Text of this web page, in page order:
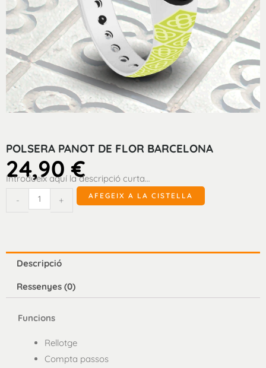
POLSERA PANOT DE FLOR BARCELONA
24,90€
Introdueix aquí la descripció curta…
-
quantitat
Barcelona
+ AFEGEIX A LA CISTELLA
Descripció
Ressenyes (0)
Funcions
Rellotge
Compta passos